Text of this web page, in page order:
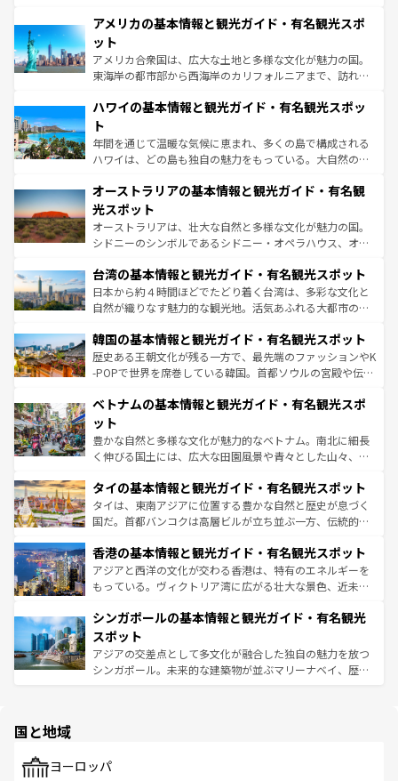
ンツ一覧を参照してほしい。
の建物がそのまま残る町や、スイスならではのユニークな
博物館もあり、アルプス観光だけでなく町歩きも満喫する
ことができる。国民の所得が高いため物価も高いが、旅行
者向けの交通パス提供のサービスもあり、うまく活用すれ
着のスイス情報はコンテンツ一覧を参照してほしい。
アメリカの基本情報と観光ガイド・有名観光スポ
ット
アメリカ合衆国は、広大な土地と多様な文化が魅力の国。
東海岸の都市部から西海岸のカリフォルニアまで、訪れる
のような巨大都市は、観光、ショッピング、エンターテイ
ンメントが詰まった刺激的なスポットだ。一方、アメリカ
西部には大自然が広がり、グランドキャニオンやイエロー
ストーン国立公園といった絶景が堪能できる。さらに、南
文化が魅力。旅行者はアメリカの各地域で異なる魅力を楽
しみながら、その多様性と豊かな歴史を感じることができ
るだろう。車でのロードトリップや列車の旅も、アメリカ
ならではの贅沢な旅のスタイルだ。 なお、新着のアメリカ
情報は コンテンツ一覧 を参照してほしい。
ハワイの基本情報と観光ガイド・有名観光スポッ
ト
年間を通じて温暖な気候に恵まれ、多くの島で構成される
ハワイは、どの島も独自の魅力をもっている。大自然の神
ワイ島は見逃せない。また、定番の観光地といえばオアフ
島だが、静かな自然を求めるならマウイ島やカウアイ島が
おすすめ。エメラルドグリーンに輝く海をはじめ、豊かな
文化や歴史が息づいている。「アロハスピリット」と呼ば
人々、おいしいローカルフードやハワイアンミュージッ
ク、伝統的なフラダンスなど、すべてがハワイの魅力を彩
っている。訪れるたびに新しい発見と感動が待っているハ
はコンテンツ一覧を参照してほしい。
オーストラリアの基本情報と観光ガイド・有名観
光スポット
オーストラリアは、壮大な自然と多様な文化が魅力の国。
シドニーのシンボルであるシドニー・オペラハウス、オー
リアリーフや大陸中央部にそびえるウルル（エアーズロッ
ク）、タスマニアの美しい原生林やケアンズの熱帯雨林な
ど、見どころがたくさん。また、カフェやワイン、オージ
いる。アクティビティも充実しており、サーフィンやダイ
ビング、ハイキングなど、アウトドア好きにはたまらな
い。オーストラリアの多彩な魅力を存分に味わいつくそ
参照してほしい。
台湾の基本情報と観光ガイド・有名観光スポット
日本から約４時間ほどでたどり着く台湾は、多彩な文化と
自然が織りなす魅力的な観光地。活気あふれる大都市の台
ン）、静ひつな山岳地帯である台湾東部など、都市の喧騒
と山間の静けさが共存しており、訪れる人に新しい発見と
驚きをもたらしてくれる。また、奥深い台湾の食文化も魅
容にもいいと評判のスイーツなど、バラエティ豊かな料理
照してほしい。
韓国の基本情報と観光ガイド・有名観光スポット
歴史ある王朝文化が残る一方で、最先端のファッションやK
-POPで世界を席巻している韓国。首都ソウルの宮殿や伝統
き、地方に足を延ばせば四季折々の自然美を楽しむことが
できる。そして、キムチや焼肉、絶品のストリートフード
まで、さまざまな韓国料理が待っている。夜には、韓国な
らではのナイトライフも堪能できる。あたたかいホスピタ
わってみてほしい。 なお、新着の韓国情報はコンテンツ一
覧 を参照してほしい。
ベトナムの基本情報と観光ガイド・有名観光スポ
ット
豊かな自然と多様な文化が魅力的なベトナム。南北に細長
く伸びる国土には、広大な田園風景や青々とした山々、世
急速な発展と共に伝統が息づく。ハノイの古い町並みやホ
ーチミン市のフランス統治時代の建物も、独特の雰囲気を
醸し出している。また、バラエティの豊かさとおいしさで
とつ。フォーやバインミー、ベトナムコーヒーなどは、ぜ
ひ現地で味わいたい。どの地域を訪れてもあたたかい人々
が旅行者を迎えてくれるので、きっと忘れられない旅にな
参照してほしい。
タイの基本情報と観光ガイド・有名観光スポット
タイは、東南アジアに位置する豊かな自然と歴史が息づく
国だ。首都バンコクは高層ビルが立ち並ぶ一方、伝統的な
の活気が交差している。北部ではチェンマイなどの山岳地
帯で自然と触れ合い、南部ではプーケットやクラビの美し
いビーチでリゾート気分を楽しむことができる。タイ料理
激する。気候は一年中温暖で、どの季節にも異なる楽しみ
が待っている。親しみやすいタイの人々、仏教を中心とし
た文化、そして多様な観光資源が、訪れる旅人を魅了し続
ける。 なお、新着のタイ情報はコンテンツ一覧を参照して
香港の基本情報と観光ガイド・有名観光スポット
アジアと西洋の文化が交わる香港は、特有のエネルギーを
もっている。ヴィクトリア湾に広がる壮大な景色、近未来
み、どこを訪れても感動するはず。観光スポットが密集し
ており、効率よく見どころを回れるのも魅力。息をのむよ
うな絶景から文化的な体験まで、香港を存分に楽しみ尽く
そう。 なお、新着の香港情報はコンテンツ一覧を参照して
シンガポールの基本情報と観光ガイド・有名観光
スポット
アジアの交差点として多文化が融合した独自の魅力を放つ
シンガポール。未来的な建築物が並ぶマリーナベイ、歴史
で、ホーカーズは地元の風情を楽しめる外せないスポット
国と地域
ヨーロッパ